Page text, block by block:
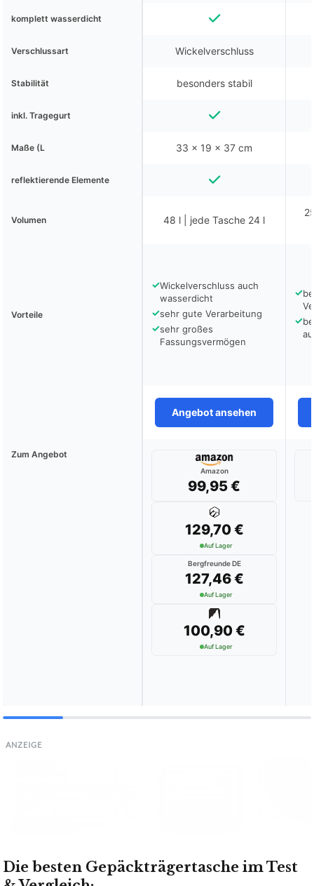
komplett wasserdicht
Verschlussart Wickelverschluss
Stabilität besonders stabil
inkl. Tragegurt
Maße (L 33 x 19 x 37 cm
reflektierende Elemente
Volumen 48 l | jede Tasche 24 l
Vorteile
✓Wickelverschluss auch
wasserdicht
✓sehr gute Verarbeitung
✓sehr großes
Fassungsvermögen
✓
✓
Angebot ansehen
Zum Angebot
Amazon
99,95 €
129,70 €
Auf Lager
Bergfreunde DE
127,46 €
Auf Lager
100,90 €
Auf Lager
ANZEIGE
Die besten Gepäckträgertasche im Test